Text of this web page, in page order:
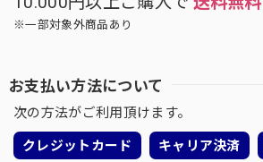
※一部対象外商品あり
お支払い方法について
次の方法がご利用頂けます。
クレジットカード キャリア決済